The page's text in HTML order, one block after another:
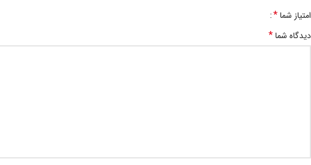
امتیاز شما*
دیدگاه شما*